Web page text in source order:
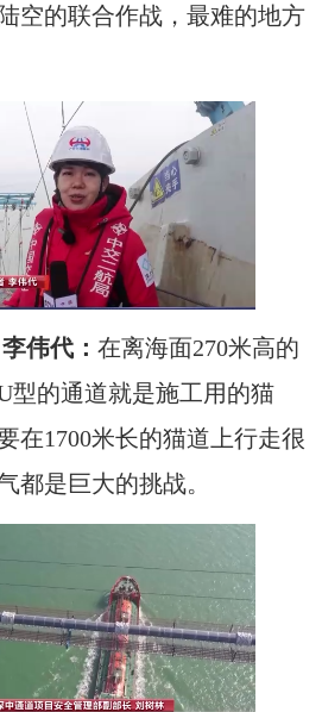
空的联合作战，最难的地方
伟代： 在离海面270米高的
型的通道就是施工用的猫
在1700米长的猫道上行走很
都是巨大的挑战。